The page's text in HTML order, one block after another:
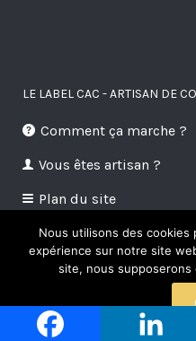
LE LABEL CAC - ARTISAN DE
Comment ça marche ?
Vous êtes artisan ?
Plan du site
Mentions légales
Contactez-nous
ABONNEZ-VOUS À NOTRE
Nous utilisons des cookies
expérience sur notre site
site, nous